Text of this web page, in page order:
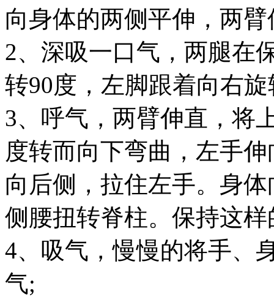
向身体的两侧平伸，两
2、深吸一口气，两腿在
转90度，左脚跟着向右旋
3、呼气，两臂伸直，将
度转而向下弯曲，左手
向后侧，拉住左手。身
侧腰扭转脊柱。保持这
4、吸气，慢慢的将手、
气;